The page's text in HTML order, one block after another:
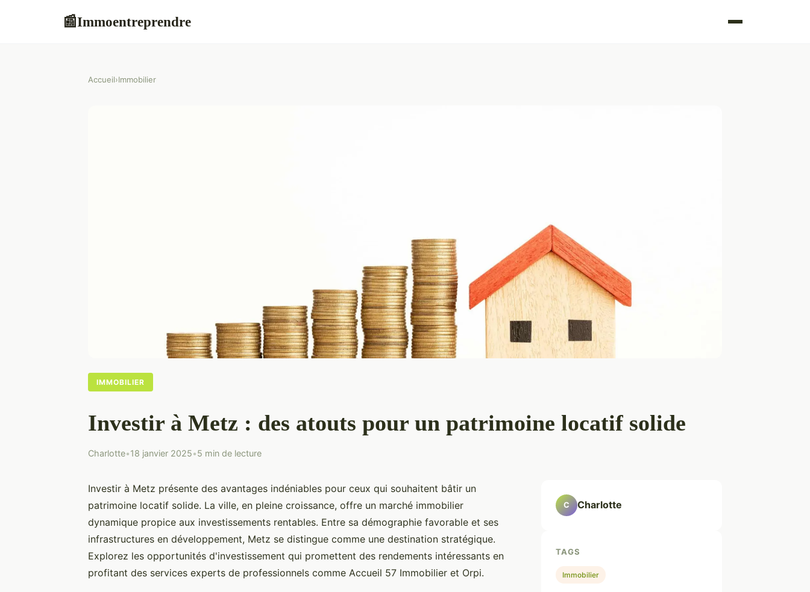
📰Immoentreprendre
Accueil›Immobilier
IMMOBILIER
Investir à Metz : des atouts pour un patrimoine locatif solide
Charlotte•18 janvier 2025•5 min de lecture
Investir à Metz présente des avantages indéniables pour ceux qui souhaitent bâtir un
patrimoine locatif solide. La ville, en pleine croissance, offre un marché immobilier
dynamique propice aux investissements rentables. Entre sa démographie favorable et ses
infrastructures en développement, Metz se distingue comme une destination stratégique.
Explorez les opportunités d'investissement qui promettent des rendements intéressants en
profitant des services experts de professionnels comme Accueil 57 Immobilier et Orpi.
C Charlotte
TAGS
Immobilier